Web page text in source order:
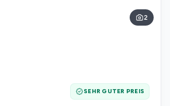
2
SEHR GUTER PREIS